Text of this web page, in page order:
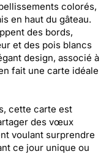
colorés,
en haut du gâteau.
des bords,
et des pois blancs
design, associé à
fait une carte idéale
cette carte est
des vœux
voulant surprendre
ce jour unique ou